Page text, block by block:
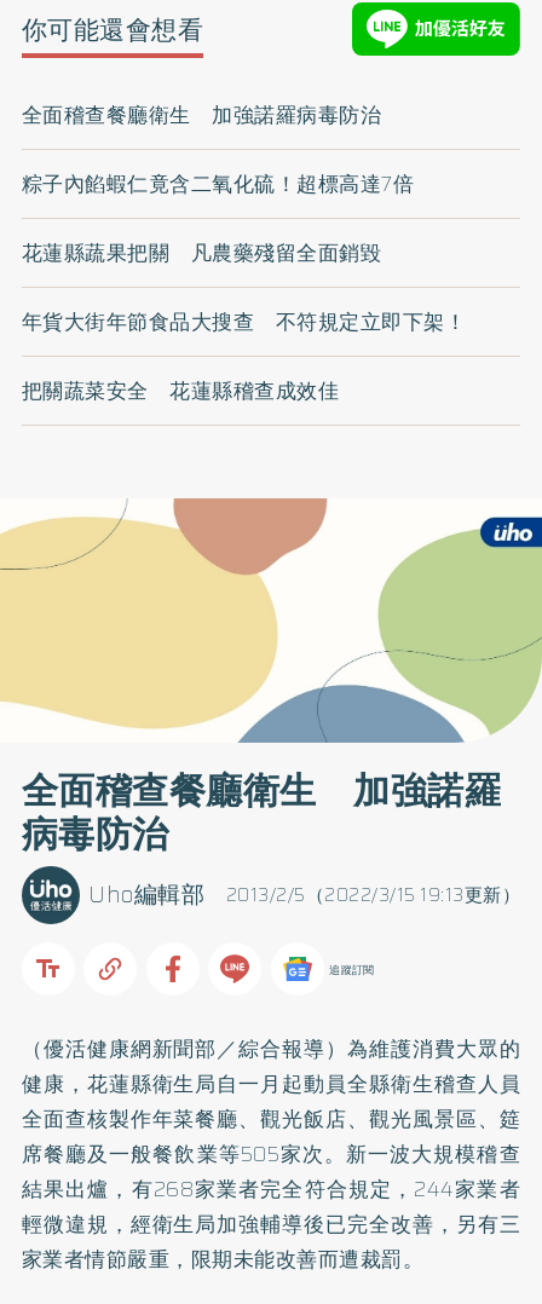
你可能還會想看
全面稽查餐廳衛生 加強諾羅病毒防治
粽子內餡蝦仁竟含二氧化硫！超標高達7倍
花蓮縣蔬果把關 凡農藥殘留全面銷毀
年貨大街年節食品大搜查 不符規定立即下架！
把關蔬菜安全 花蓮縣稽查成效佳
全面稽查餐廳衛生 加強諾羅
病毒防治
2013/2/5（2022/3/15 19:13更新）
Uho編輯部
追蹤訂閱
（優活健康網新聞部／綜合報導）為維護消費大眾的
健康，花蓮縣衛生局自一月起動員全縣衛生稽查人員
全面查核製作年菜餐廳、觀光飯店、觀光風景區、筵
席餐廳及一般餐飲業等505家次。新一波大規模稽查
結果出爐，有268家業者完全符合規定，244家業者
輕微違規，經衛生局加強輔導後已完全改善，另有三
家業者情節嚴重，限期未能改善而遭裁罰。